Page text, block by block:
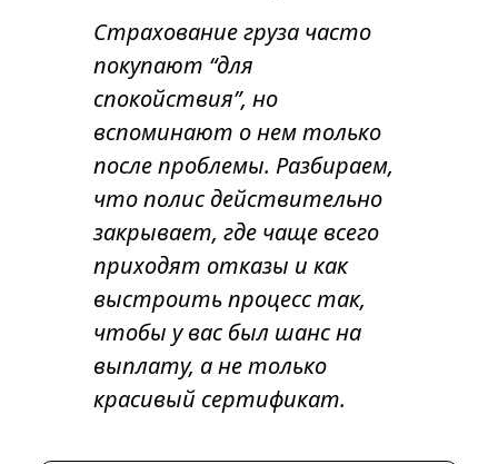
Страхование груза часто
покупают “для
спокойствия”, но
вспоминают о нем только
после проблемы. Разбираем,
что полис действительно
закрывает, где чаще всего
приходят отказы и как
выстроить процесс так,
чтобы у вас был шанс на
выплату, а не только
красивый сертификат.